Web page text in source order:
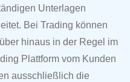
Unterlagen
Bei Trading können
hinaus in der Regel im
Plattform vom Kunden
ausschließlich die